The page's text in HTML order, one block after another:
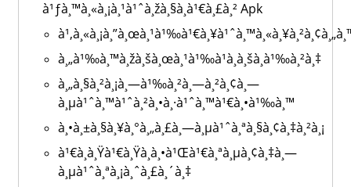
à¹ƒà¸™à¸«à¸¡à¸¹à¹ˆà¸žà¸§à¸à¹€à¸£à¸² Apk
à¸„à¹‰à¸™à¸žà¸šà¸œà¸¹à¹‰à¹à¸­à¸šà¸­à¹‰à¸²à¸‡
à¸„à¸§à¸²à¸¡à¸—à¹‰à¸²à¸—à¸²à¸¢à¸—
à¸µà¹ˆà¸™à¹ˆà¸²à¸•à¸·à¹ˆà¸™à¹€à¸•à¹‰à¸™
à¸•à¸±à¸§à¸¥à¸°à¸„à¸£à¸—à¸µà¹ˆà¸ªà¸§à¸¢à¸‡à¸²à¸¡
à¹€à¸­à¸Ÿà¹€à¸Ÿà¸à¸•à¹Œà¹€à¸ªà¸µà¸¢à¸‡à¸—
à¸µà¹ˆà¸ªà¸¡à¸ˆà¸£à¸´à¸‡